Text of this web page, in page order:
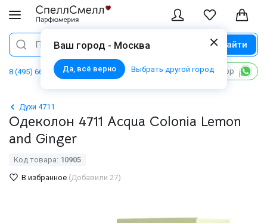
Ваш город - Москва
Да, всё верно Выбрать другой город
Поиск Найти
8 (495) 668 06 02 Написать в WhatsApp
Духи 4711
Одеколон 4711 Acqua Colonia Lemon
and Ginger
Код товара: 10905
В избранное (Добавили 27)